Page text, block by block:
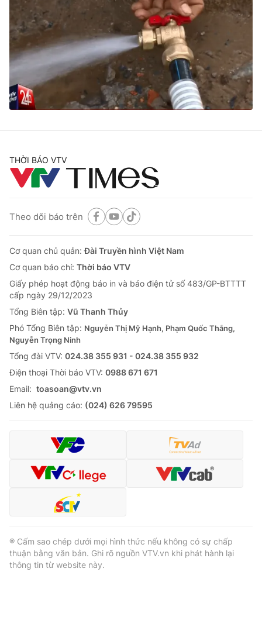
THỜI BÁO VTV
Theo dõi báo trên
Cơ quan chủ quản:Đài Truyền hình Việt Nam
Cơ quan báo chí: Thời báo VTV
Giấy phép hoạt động báo in và báo điện tử số 483/GP-BTTTT
cấp ngày 29/12/2023
Tổng Biên tập: Vũ Thanh Thủy
Phó Tổng Biên tập: Nguyễn Thị Mỹ Hạnh, Phạm Quốc Thắng,
Nguyễn Trọng Ninh
Tổng đài VTV: 024.38 355 931 - 024.38 355 932
Ðiện thoại Thời báo VTV: 0988 671 671
Email: toasoan@vtv.vn
Liên hệ quảng cáo: (024) 626 79595
® Cấm sao chép dưới mọi hình thức nếu không có sự chấp
thuận bằng văn bản. Ghi rõ nguồn VTV.vn khi phát hành lại
thông tin từ website này.